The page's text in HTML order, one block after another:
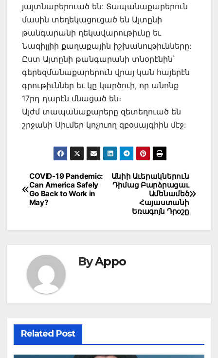
յայտնաբերուած են: Տապանաքարերուն
մասին տեղեկացուցած են Այտընի
թանգարանի ղեկավարութիւնը եւ
Նազիլլիի քաղաքային իշխանութիւնները:
Ըստ Այտընի թանգարանի տնօրէնին՝
գերեզմանաքարերուն վրայ կան հայերէն
գրութիւններ եւ կը կարծուի, որ անոնք
17րդ դարէն մնացած են։
Այժմ տապանաքարերը զետեղուած են
շրջանի Սիւմեր կոչուող զբօսայգիին մէջ:
Post
navigation
Անիի Աւերակներուն
Դիմաց Բարձրացաւ
Ամենամեծ
Հայաստանի
Եռագոյն Դրօշը
COVID-19 Pandemic:
Can America Safely
Go Back to Work in
May?
ByAppo
Related Post